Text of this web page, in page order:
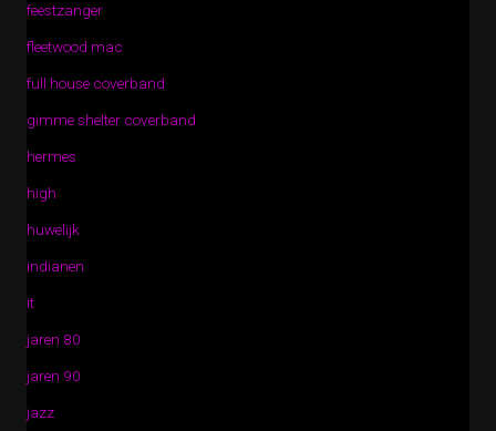
feestzanger
fleetwood mac
full house coverband
gimme shelter coverband
hermes
high
huwelijk
indianen
it
jaren 80
jaren 90
jazz